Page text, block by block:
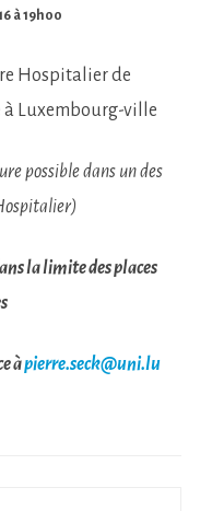
à 19h00
Hospitalier de
à Luxembourg-ville
possible dans un des
la limite des places
àpierre.seck@uni.lu